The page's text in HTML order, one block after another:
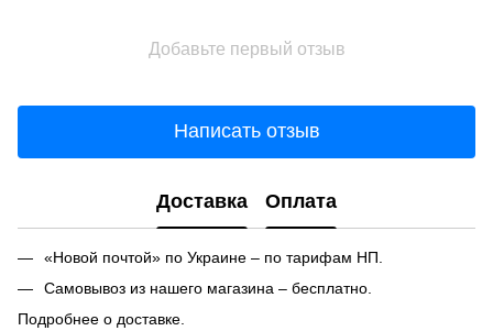
Добавьте первый отзыв
Написать отзыв
Доставка Оплата
«Новой почтой» по Украине – по тарифам НП.
Самовывоз из нашего магазина – бесплатно.
Подробнее о доставке.